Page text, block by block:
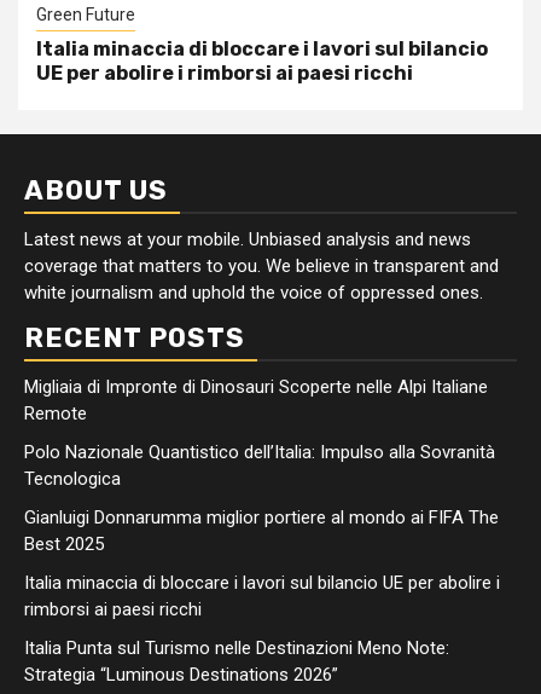
Green Future
Italia minaccia di bloccare i lavori sul bilancio
UE per abolire i rimborsi ai paesi ricchi
ABOUT US
Latest news at your mobile. Unbiased analysis and news
coverage that matters to you. We believe in transparent and
white journalism and uphold the voice of oppressed ones.
RECENT POSTS
Migliaia di Impronte di Dinosauri Scoperte nelle Alpi Italiane
Remote
Polo Nazionale Quantistico dell’Italia: Impulso alla Sovranità
Tecnologica
Gianluigi Donnarumma miglior portiere al mondo ai FIFA The
Best 2025
Italia minaccia di bloccare i lavori sul bilancio UE per abolire i
rimborsi ai paesi ricchi
Italia Punta sul Turismo nelle Destinazioni Meno Note:
Strategia “Luminous Destinations 2026”